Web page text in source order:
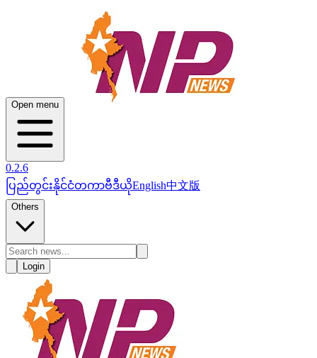
Open menu
0.2.6
ပြည်တွင်းနိုင်ငံတကာဗီဒီယိုEnglish中文版
Others
Login